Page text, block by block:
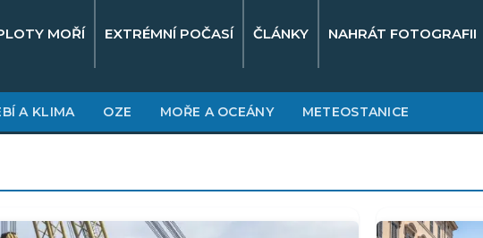
MOŘÍ EXTRÉMNÍ POČASÍ ČLÁNKY NAHRÁT FOTOGRAFII
A KLIMA OZE MOŘE A OCEÁNY METEOSTANICE